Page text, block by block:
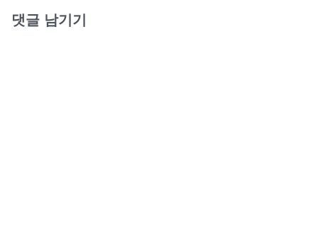
댓글 남기기